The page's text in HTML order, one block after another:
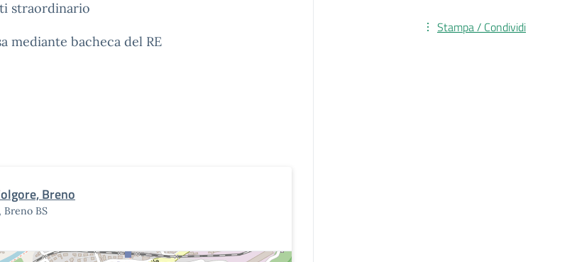
straordinario
mediante bacheca del RE
Breno
Breno BS
Stampa / Condividi